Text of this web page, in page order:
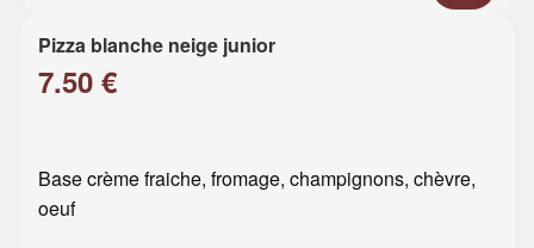
Pizza blanche neige junior
7.50 €
Base crème fraiche, fromage, champignons, chèvre,
oeuf